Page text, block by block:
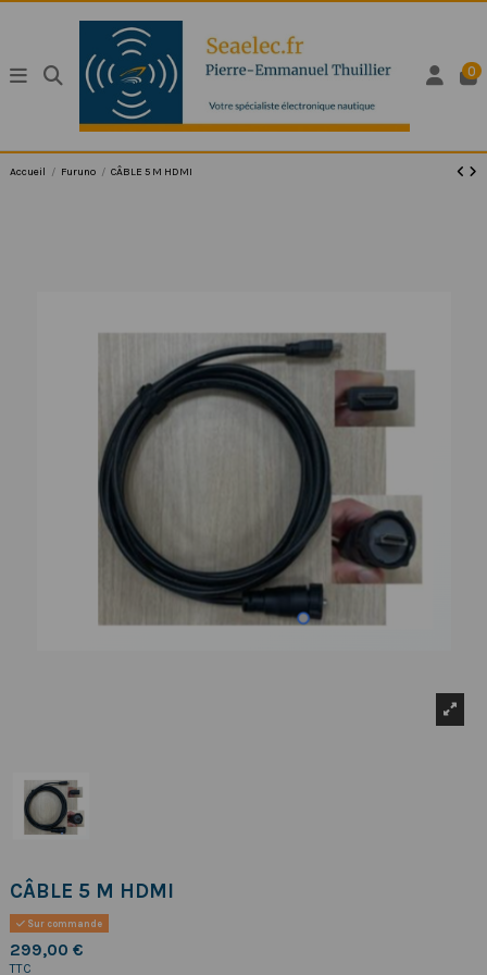
0
Accueil Furuno CÂBLE 5 M HDMI
CÂBLE 5 M HDMI
Sur commande
299,00 €
TTC